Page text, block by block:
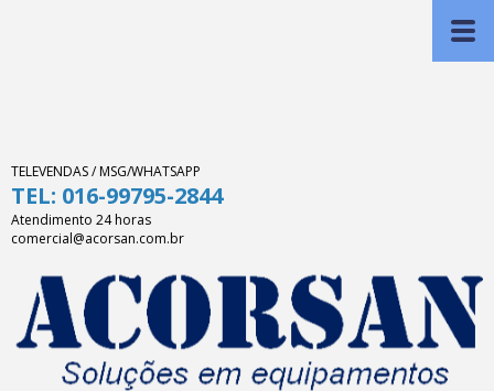
TELEVENDAS / MSG/WHATSAPP
TEL: 016-99795-2844
Atendimento 24 horas
comercial@acorsan.com.br